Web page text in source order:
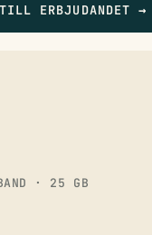
TILL ERBJUDANDET→
· 25 GB